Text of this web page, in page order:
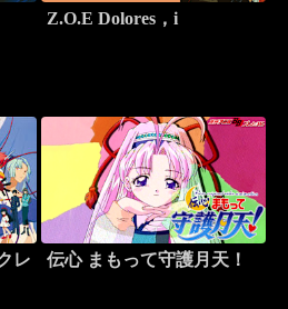
Z.O.E Dolores，i
レ
伝心 まもって守護月天！